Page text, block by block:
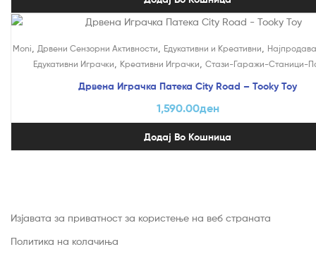
Moni, Дрвени Сензорни Активности, Едукативни и Креативни,
Едукативни Играчки, Креативни Играчки, Стази-Гаражи-Станици-
Дрвена Играчка Патека City Road – Tooky Toy
1,590.00ден
Додај Во Кошница
Изјавата за приватност за користење на веб страната
Политика на колачиња